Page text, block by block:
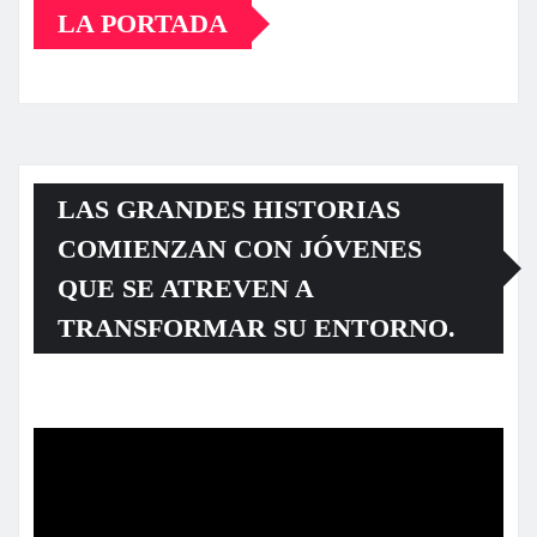
LA PORTADA
LAS GRANDES HISTORIAS
COMIENZAN CON JÓVENES
QUE SE ATREVEN A
TRANSFORMAR SU ENTORNO.